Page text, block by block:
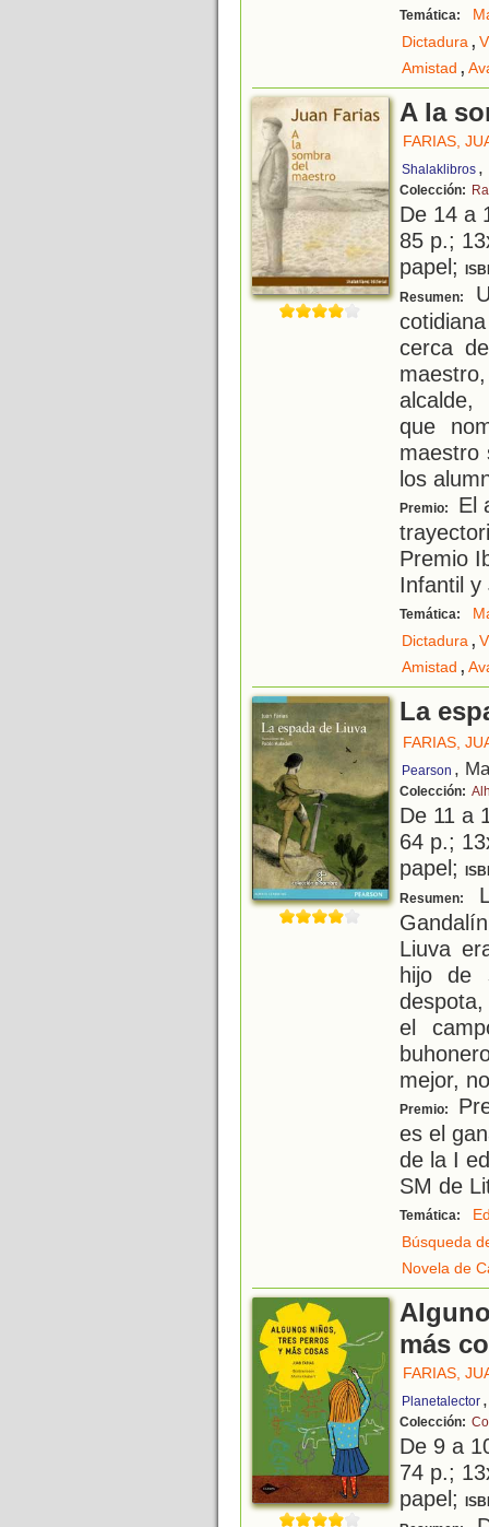
Temática:
Dictadura,
Amistad ,
A la
FARIAS,
Shalaklibros ,
Colección:
De 14 a
85 p.;
papel;
Resumen:
cerca
alcalde,
que
maestro
los
Premio:
El
Premio
Infantil y
Temática:
Dictadura,
Amistad ,
La
FARIAS,
Pearson ,
Colección:
De 11 a
64 p.;
papel;
Resumen:
Liuva
hijo de
el
mejor, no
Premio:
es el
de la I
SM de
Temática:
Búsqueda
Novela de
más
FARIAS,
Planetalector
Colección:
De 9 a
74 p.;
papel;